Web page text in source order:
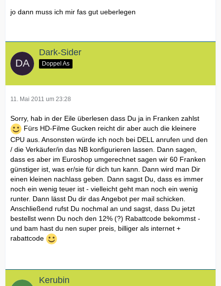
jo dann muss ich mir fas gut ueberlegen
Dark-Sider
Doppel As
11. Mai 2011 um 23:28
Sorry, hab in der Eile überlesen dass Du ja in Franken zahlst
Fürs HD-Filme Gucken reicht dir aber auch die kleinere
CPU aus. Ansonsten würde ich noch bei DELL anrufen und den
/ die Verkäufer/in das NB konfigurieren lassen. Dann sagen,
dass es aber im Euroshop umgerechnet sagen wir 60 Franken
günstiger ist, was er/sie für dich tun kann. Dann wird man Dir
einen kleinen nachlass geben. Dann sagst Du, dass es immer
noch ein wenig teuer ist - vielleicht geht man noch ein wenig
runter. Dann lässt Du dir das Angebot per mail schicken.
Anschließend rufst Du nochmal an und sagst, dass Du jetzt
bestellst wenn Du noch den 12% (?) Rabattcode bekommst -
und bam hast du nen super preis, billiger als internet +
rabattcode
Kerubin